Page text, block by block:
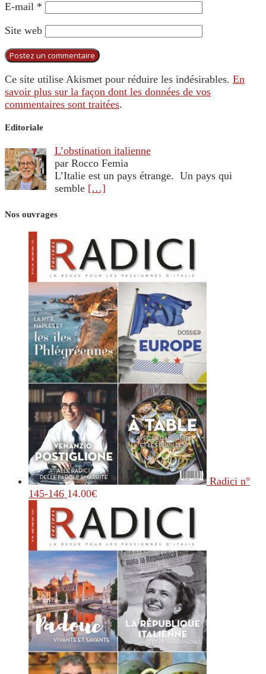
E-mail *
Site web
Ce site utilise Akismet pour réduire les indésirables. En
savoir plus sur la façon dont les données de vos
commentaires sont traitées.
Editoriale
L’obstination italienne
par Rocco Femia
L’Italie est un pays étrange. Un pays qui
semble […]
Nos ouvrages
Radici n°
145-146 14.00€